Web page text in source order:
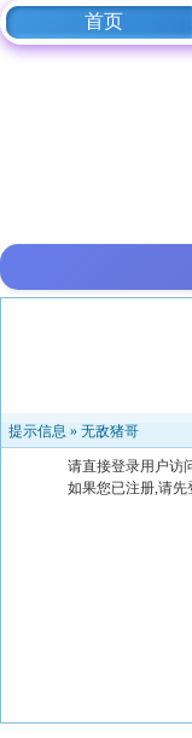
首页
提示信息 » 无敌猪哥
请直接登录用户访
如果您已注册,请